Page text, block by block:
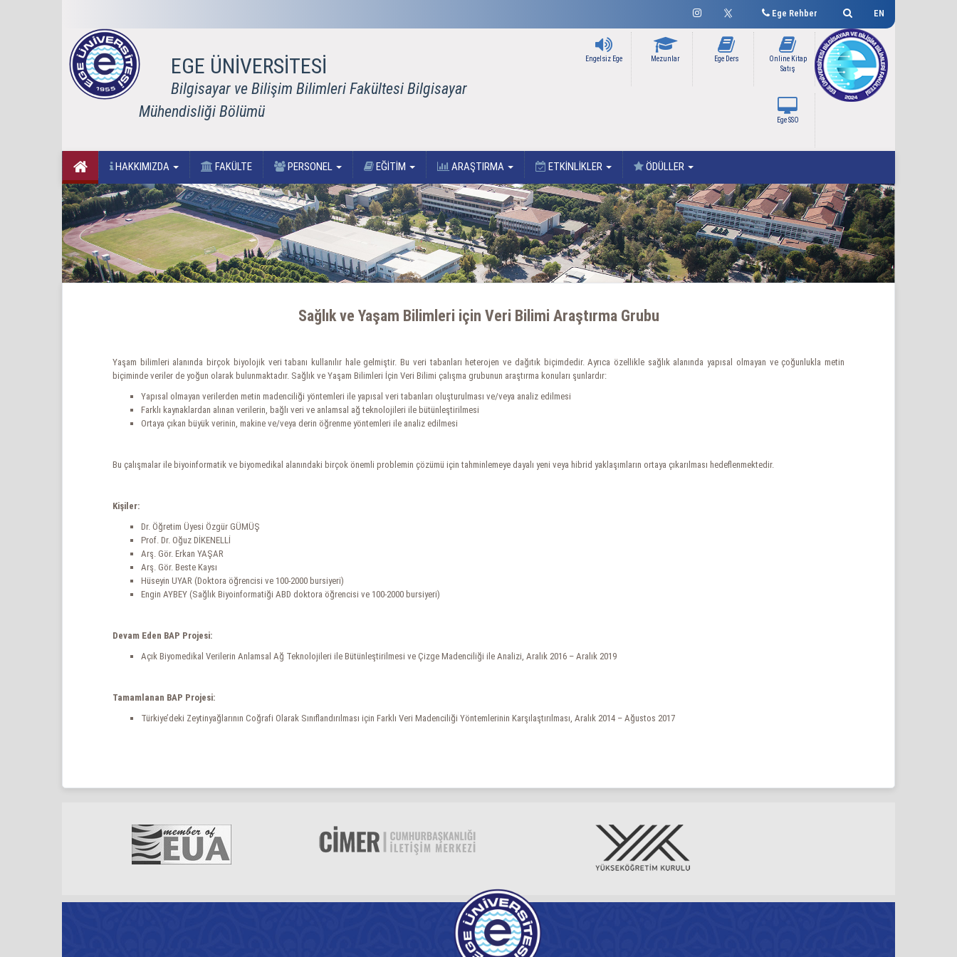
EN
Ege Rehber
EGE ÜNİVERSİTESİ
Bilgisayar ve Bilişim Bilimleri Fakültesi Bilgisayar
Mühendisliği Bölümü
Online Kitap
Satış
Ege Ders
Mezunlar
Engelsiz Ege
Ege SSO
HAKKIMIZDA FAKÜLTE PERSONEL EĞİTİM ARAŞTIRMA ETKİNLİKLER ÖDÜLLER
Sağlık ve Yaşam Bilimleri için Veri Bilimi Araştırma Grubu
Yaşam bilimleri alanında birçok biyolojik veri tabanı kullanılır hale gelmiştir. Bu veri tabanları heterojen ve dağıtık biçimdedir. Ayrıca özellikle sağlık alanında yapısal olmayan ve çoğunlukla metin
biçiminde veriler de yoğun olarak bulunmaktadır. Sağlık ve Yaşam Bilimleri İçin Veri Bilimi çalışma grubunun araştırma konuları şunlardır:
Yapısal olmayan verilerden metin madenciliği yöntemleri ile yapısal veri tabanları oluşturulması ve/veya analiz edilmesi
Farklı kaynaklardan alınan verilerin, bağlı veri ve anlamsal ağ teknolojileri ile bütünleştirilmesi
Ortaya çıkan büyük verinin, makine ve/veya derin öğrenme yöntemleri ile analiz edilmesi
Bu çalışmalar ile biyoinformatik ve biyomedikal alanındaki birçok önemli problemin çözümü için tahminlemeye dayalı yeni veya hibrid yaklaşımların ortaya çıkarılması hedeflenmektedir.
Kişiler:
Dr. Öğretim Üyesi Özgür GÜMÜŞ
Prof. Dr. Oğuz DİKENELLİ
Arş. Gör. Erkan YAŞAR
Arş. Gör. Beste Kaysı
Hüseyin UYAR (Doktora öğrencisi ve 100-2000 bursiyeri)
Engin AYBEY (Sağlık Biyoinformatiği ABD doktora öğrencisi ve 100-2000 bursiyeri)
Devam Eden BAP Projesi:
Açık Biyomedikal Verilerin Anlamsal Ağ Teknolojileri ile Bütünleştirilmesi ve Çizge Madenciliği ile Analizi, Aralık 2016 – Aralık 2019
Tamamlanan BAP Projesi:
Türkiye’deki Zeytinyağlarının Coğrafi Olarak Sınıflandırılması için Farklı Veri Madenciliği Yöntemlerinin Karşılaştırılması, Aralık 2014 – Ağustos 2017